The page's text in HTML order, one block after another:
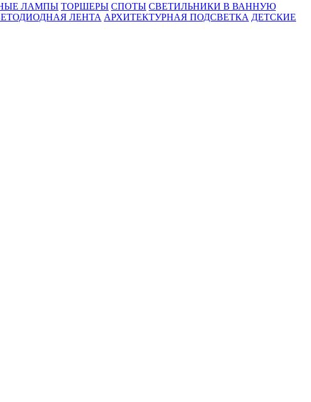
ЛАМПЫ ТОРШЕРЫ СПОТЫ СВЕТИЛЬНИКИ В ВАННУЮ
ЛЕНТА АРХИТЕКТУРНАЯ ПОДСВЕТКА ДЕТСКИЕ